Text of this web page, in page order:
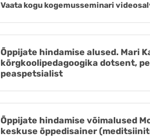
Vaata kogu kogemusseminari
Õppijate hindamise alused. Mari
kõrgkoolipedagoogika dotsent,
peaspetsialist
Õppijate hindamise võimalused
keskuse õppedisainer